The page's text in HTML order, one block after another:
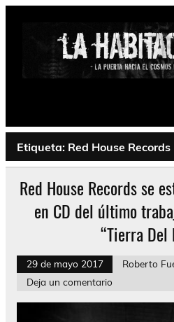
Saltar
Psychedelic, Stoner, Doom,
Etiqueta: Red House Records
Red House Records se
en CD del último
“Tierra Del
29 de mayo 2017
Roberto
Deja un comentario